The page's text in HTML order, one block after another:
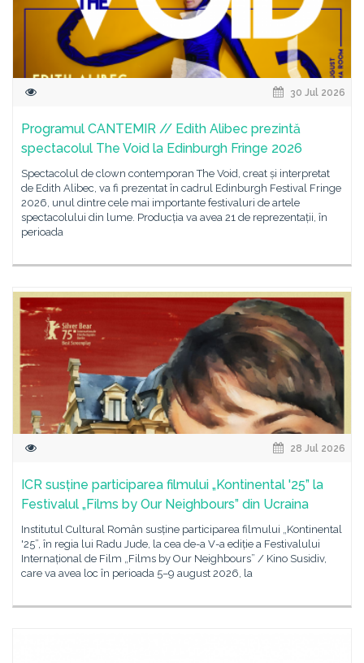
30 Jul 2026
Programul CANTEMIR // Edith Alibec prezintă
spectacolul The Void la Edinburgh Fringe 2026
Spectacolul de clown contemporan The Void, creat și interpretat
de Edith Alibec, va fi prezentat în cadrul Edinburgh Festival Fringe
2026, unul dintre cele mai importante festivaluri de artele
spectacolului din lume. Producția va avea 21 de reprezentații, în
perioada
28 Jul 2026
ICR susține participarea filmului „Kontinental '25” la
Festivalul „Films by Our Neighbours” din Ucraina
Institutul Cultural Român susține participarea filmului „Kontinental
'25”, în regia lui Radu Jude, la cea de-a V-a ediție a Festivalului
Internațional de Film „Films by Our Neighbours” / Kino Susidiv,
care va avea loc în perioada 5–9 august 2026, la